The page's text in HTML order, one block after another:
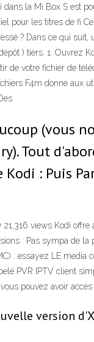
dans la Mi Box S est
pour les titres de fi
? Dans ce qui suit,
) tiers. 1. Ouvrez
de votre fichier de
F4m donne aux
(vous
Tout
: Puis
views Kodi
: Pas sympa de la
: essayez LE media
PVR IPTV client
pouvez avoir accès
version